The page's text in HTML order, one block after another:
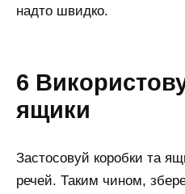
надто швидко.
6
ящики
Застосовуй коробки та
речей. Таким чином,